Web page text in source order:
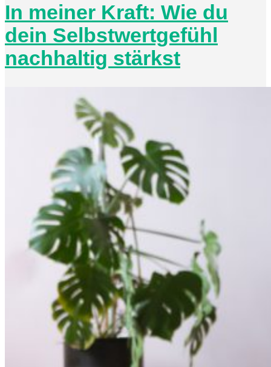
In meiner Kraft: Wie du
dein Selbstwertgefühl
nachhaltig stärkst